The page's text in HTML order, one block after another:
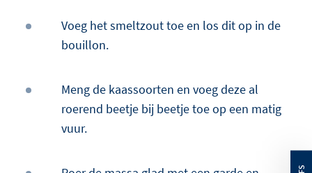
Voeg het smeltzout toe en los dit op in de
bouillon.
Meng de kaassoorten en voeg deze al
roerend beetje bij beetje toe op een matig
vuur.